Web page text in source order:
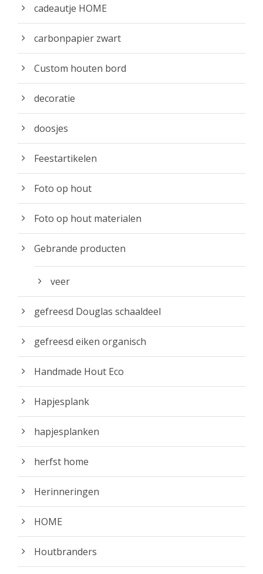
cadeautje HOME
carbonpapier zwart
Custom houten bord
decoratie
doosjes
Feestartikelen
Foto op hout
Foto op hout materialen
Gebrande producten
veer
gefreesd Douglas schaaldeel
gefreesd eiken organisch
Handmade Hout Eco
Hapjesplank
hapjesplanken
herfst home
Herinneringen
HOME
Houtbranders